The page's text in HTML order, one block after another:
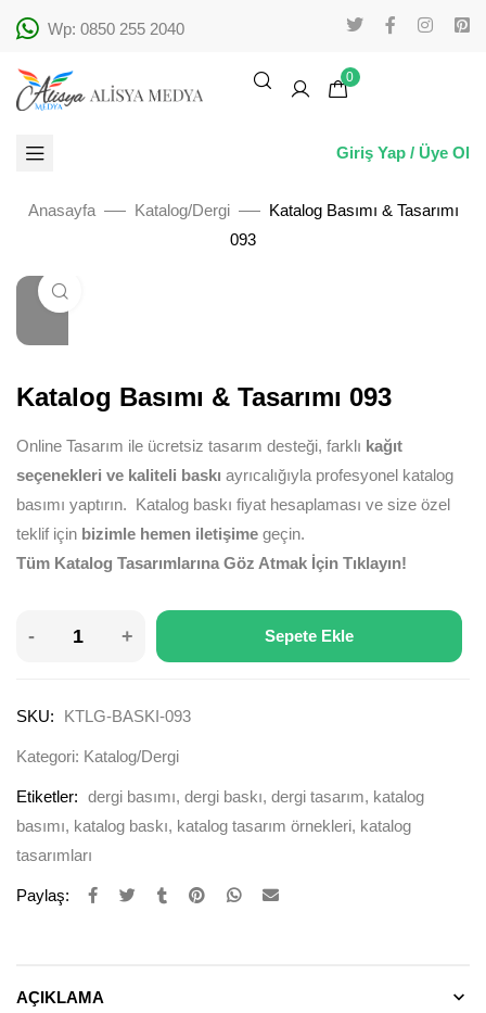
Wp: 0850 255 2040
0
Giriş Yap / Üye Ol
Anasayfa Katalog/Dergi
Katalog Basımı & Tasarımı
093
Katalog Basımı & Tasarımı 093
Online Tasarım ile ücretsiz tasarım desteği, farklı kağıt
seçenekleri ve kaliteli baskı ayrıcalığıyla profesyonel katalog
basımı yaptırın. Katalog baskı fiyat hesaplaması ve size özel
teklif için bizimle hemen iletişime geçin.
Tüm Katalog Tasarımlarına Göz Atmak İçin Tıklayın!
Sepete Ekle
SKU: KTLG-BASKI-093
Kategori: Katalog/Dergi
Etiketler: dergi basımı, dergi baskı, dergi tasarım, katalog
basımı, katalog baskı, katalog tasarım örnekleri, katalog
tasarımları
Paylaş:
AÇIKLAMA